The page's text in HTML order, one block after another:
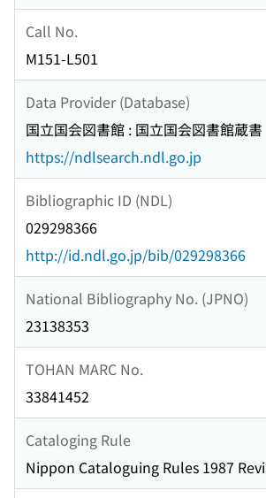
Call No.
M151-L501
Data Provider (Database)
国立国会図書館 : 国立国会図書館蔵書
https://ndlsearch.ndl.go.jp
Bibliographic ID (NDL)
029298366
http://id.ndl.go.jp/bib/029298366
National Bibliography No. (JPNO)
23138353
TOHAN MARC No.
33841452
Cataloging Rule
Nippon Cataloguing Rules 1987